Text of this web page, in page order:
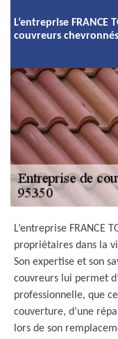
L’entreprise FRANCE
couvreurs chevronnés
L’entreprise FRANCE
propriétaires dans la
Son expertise et son
couvreurs lui permet
professionnelle, que
couverture, d’une
lors de son